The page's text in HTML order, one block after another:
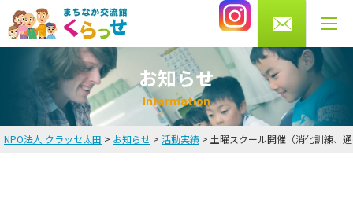
0276-56-4433
受付時間 月・水・木・金 10～13時/14～20時
土曜 9～16時まで（火・日曜休館）
HOME
お知らせ
Information
NPO法人 クラッセ太田 > お知らせ > 活動実績 > 土曜スクール開催（消化訓練、